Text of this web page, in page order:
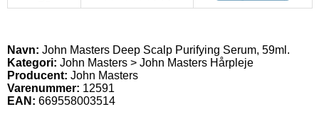
Navn: John Masters Deep Scalp Purifying Serum, 59ml.
Kategori: John Masters > John Masters Hårpleje
Producent: John Masters
Varenummer: 12591
EAN: 669558003514